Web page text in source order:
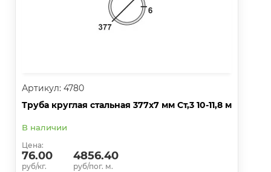
Артикул: 4780
Труба круглая стальная 377х7 мм Ст,3 10-11,8 м
В наличии
Цена:
76.00
руб/кг.
4856.40
руб/пог. м.